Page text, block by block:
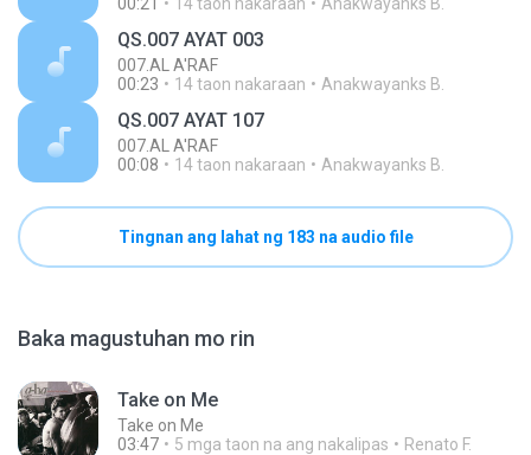
QS.007 AYAT 003
007.AL A'RAF
00:23
14 taon nakaraan Anakwayanks B.
QS.007 AYAT 107
007.AL A'RAF
00:08
14 taon nakaraan Anakwayanks B.
Tingnan ang lahat ng 183 na audio file
Baka magustuhan mo rin
Take on Me
Take on Me
03:47
5 mga taon na ang nakalipas Renato F.